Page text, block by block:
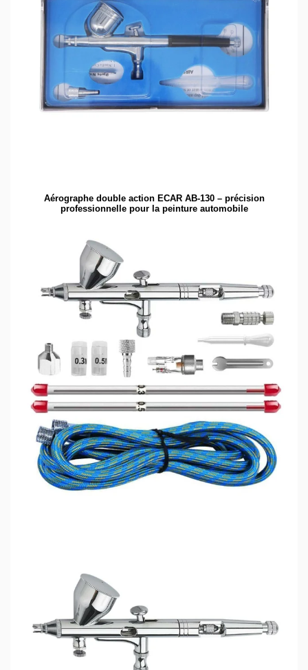
Aérographe double action ECAR AB-130 – précision
professionnelle pour la peinture automobile